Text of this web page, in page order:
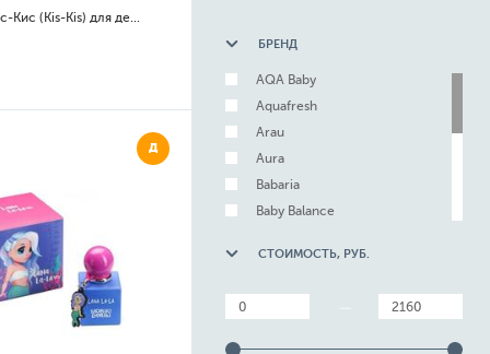
Шампунь Кис-Кис (Kis-Kis) для девочек
Д
БРЕНД
AQA Baby
Aquafresh
Arau
Aura
Babaria
Baby Balance
Bella
СТОИМОСТЬ, РУБ.